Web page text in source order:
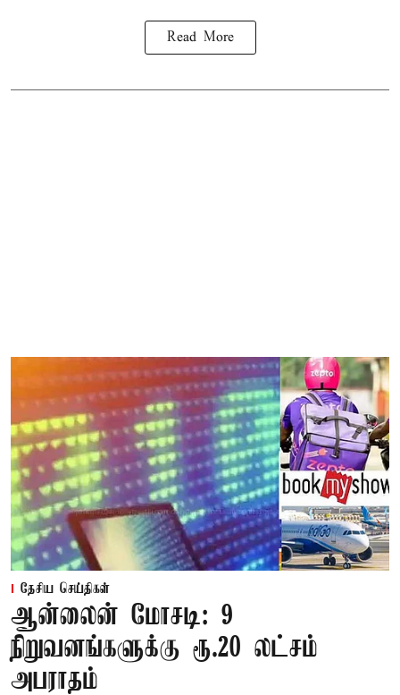
Read More
தேசிய செய்திகள்
ஆன்லைன் மோசடி: 9
நிறுவனங்களுக்கு ரூ.20 லட்சம்
அபராதம்